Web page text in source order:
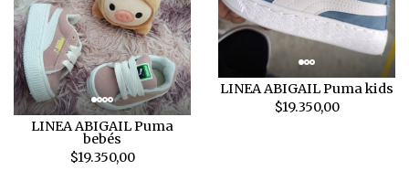
LINEA ABIGAIL Puma
bebés
$19.350,00
LINEA ABIGAIL Puma kids
$19.350,00